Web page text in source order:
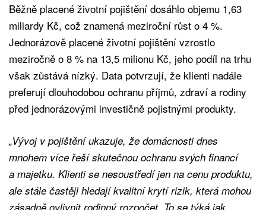
Běžně placené životní pojištění dosáhlo objemu 1,63
miliardy Kč, což znamená meziroční růst o 4 %.
Jednorázově placené životní pojištění vzrostlo
meziročně o 8 % na 13,5 milionu Kč, jeho podíl na trhu
však zůstává nízký. Data potvrzují, že klienti nadále
preferují dlouhodobou ochranu příjmů, zdraví a rodiny
před jednorázovými investičně pojistnými produkty.
„Vývoj v pojištění ukazuje, že domácnosti dnes
mnohem více řeší skutečnou ochranu svých financí
a majetku. Klienti se nesoustředí jen na cenu produktu,
ale stále častěji hledají kvalitní krytí rizik, která mohou
zásadně ovlivnit rodinný rozpočet. To se týká jak